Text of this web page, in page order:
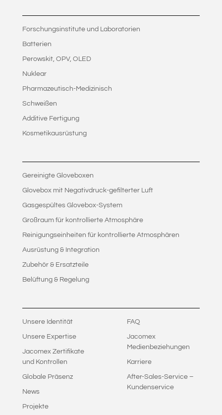
Forschungsinstitute und Laboratorien
Batterien
Perowskit, OPV, OLED
Nuklear
Pharmazeutisch-Medizinisch
Schweißen
Additive Fertigung
Kosmetikausrüstung
Gereinigte Gloveboxen
Glovebox mit Negativdruck-gefilterter Luft
Gasgespültes Glovebox-System
Großraum für kontrollierte Atmosphäre
Reinigungseinheiten für kontrollierte Atmosphären
Ausrüstung & Integration
Zubehör & Ersatzteile
Belüftung & Regelung
Unsere Identität
Unsere Expertise
Jacomex Zertifikate
und Kontrollen
Globale Präsenz
News
Projekte
FAQ
Jacomex
Medienbeziehungen
Karriere
After-Sales-Service –
Kundenservice